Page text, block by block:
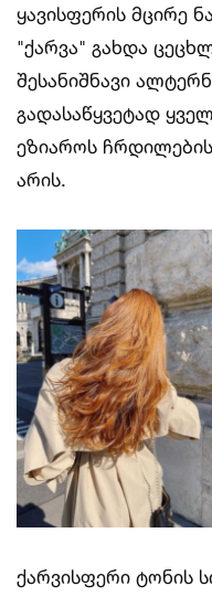
ყავისფერის მცირე
"ქარვა" გახდა
შესანიშნავი
გადასაწყვეტად
ეზიაროს
არის.
ქარვისფერი ტონის